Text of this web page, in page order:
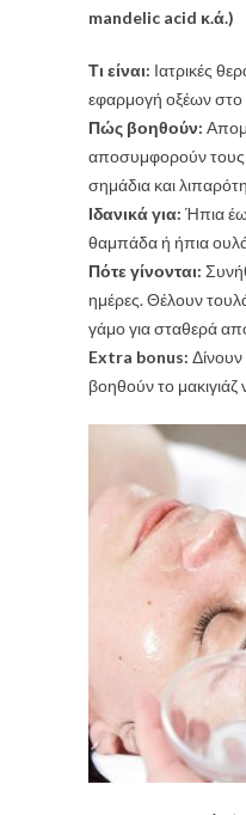
mandelic acid κ.ά.)
Τι είναι: Ιατρικές
εφαρμογή οξέων στο
Πώς βοηθούν:
αποσυμφορούν
σημάδια και
Ιδανικά για: Ήπια
θαμπάδα ή ήπια
Πότε γίνονται:
ημέρες. Θέλουν
γάμο για σταθερά
Extra bonus:
βοηθούν το